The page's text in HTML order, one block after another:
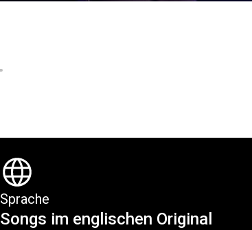
Sprache
Songs im englischen Original